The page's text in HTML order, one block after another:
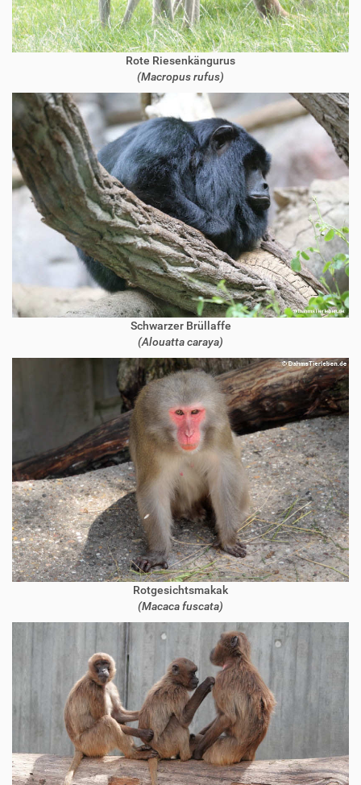
Rote Riesenkängurus
(Macropus rufus)
Schwarzer Brüllaffe
(Alouatta caraya)
Rotgesichtsmakak
(Macaca fuscata)